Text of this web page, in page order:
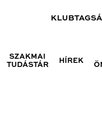
SZAKMAI
TUDÁSTÁR
HÍREK